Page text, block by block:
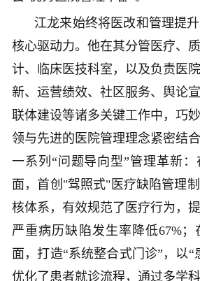
江龙来始终将医改和管理提
核心驱动力。他在其分管医疗、
计、临床医技科室，以及负责医
新、运营绩效、社区服务、舆论
联体建设等诸多关键工作中，巧
领与先进的医院管理理念紧密结
一系列“问题导向型”管理革新
面，首创"驾照式"医疗缺陷管理
核体系，有效规范了医疗行为，
严重病历缺陷发生率降低67%
面，打造“系统整合式门诊”，以“
优化了患者就诊流程，通过多学